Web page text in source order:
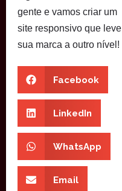
gente e vamos criar um
site responsivo que leve
sua marca a outro nível!
Facebook
LinkedIn
WhatsApp
Email